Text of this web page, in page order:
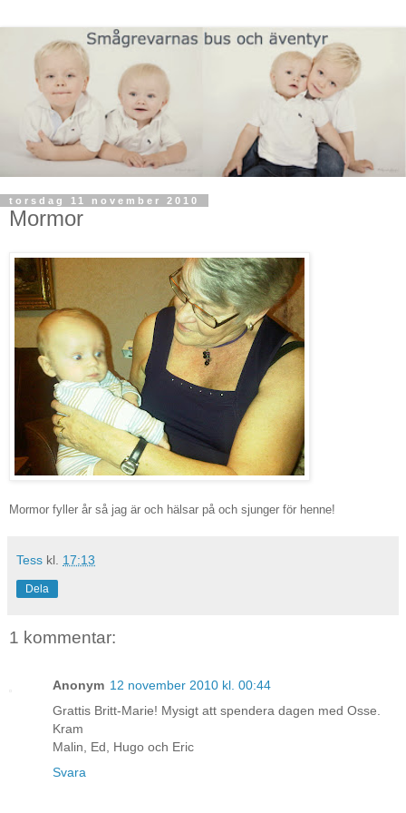
torsdag 11 november 2010
Mormor
Mormor fyller år så jag är och hälsar på och sjunger för henne!
Tess kl. 17:13
Dela
1 kommentar:
Anonym 12 november 2010 kl. 00:44
Grattis Britt-Marie! Mysigt att spendera dagen med Osse.
Kram
Malin, Ed, Hugo och Eric
Svara